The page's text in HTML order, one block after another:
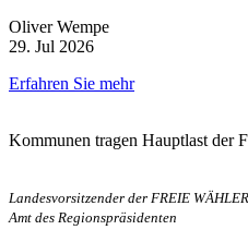
Oliver Wempe
29. Jul 2026
Erfahren Sie mehr
Kommunen tragen Hauptlast der
Landesvorsitzender der FREIE
Amt des Regionspräsidenten